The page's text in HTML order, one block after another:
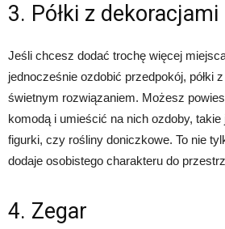
3. Półki z dekoracjami
Jeśli chcesz dodać trochę więcej
jednocześnie ozdobić przedpokój, półki
świetnym rozwiązaniem. Możesz
komodą i umieścić na nich ozdoby,
figurki, czy rośliny doniczkowe. To nie
dodaje osobistego charakteru do
4. Zegar